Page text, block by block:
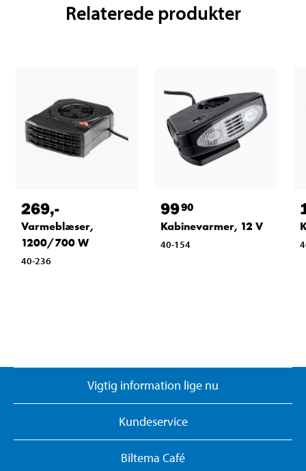
Relaterede produkter
269,-
Varmeblæser,
1200/700 W
40-236
9990
Kabinevarmer, 12 V
40-154
Vigtig information lige nu
Kundeservice
Biltema Café